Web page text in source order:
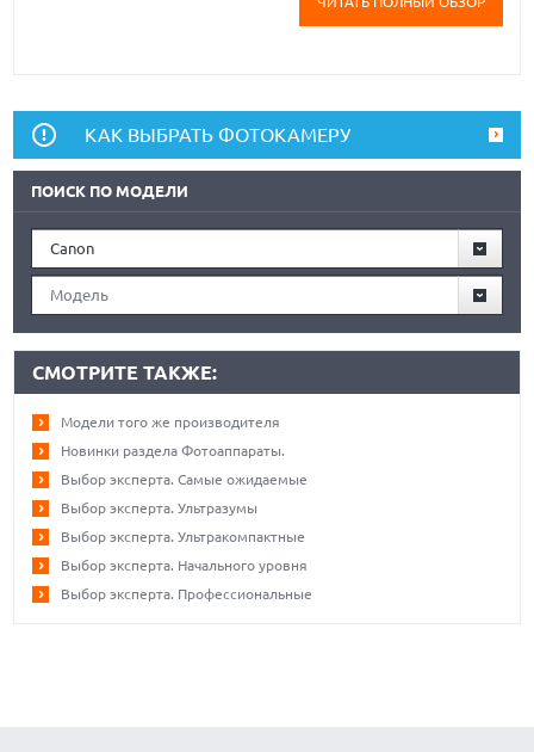
КАК ВЫБРАТЬ ФОТОКАМЕРУ
ПОИСК ПО МОДЕЛИ
Canon
Модель
СМОТРИТЕ ТАКЖЕ:
Модели того же производителя
Новинки раздела Фотоаппараты.
Выбор эксперта. Самые ожидаемые
Выбор эксперта. Ультразумы
Выбор эксперта. Ультракомпактные
Выбор эксперта. Начального уровня
Выбор эксперта. Профессиональные